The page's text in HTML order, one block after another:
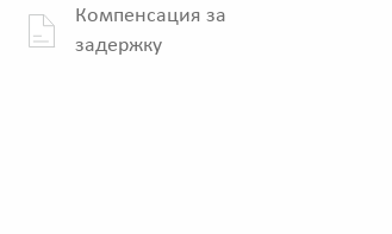
Компенсация за
задержку